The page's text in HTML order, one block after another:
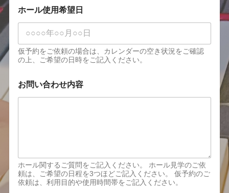
ホール使用希望日
仮予約をご依頼の場合は、カレンダーの空き状況をご確認
の上、ご希望の日時をご記入ください。
お問い合わせ内容
ホール関するご質問をご記入ください。 ホール見学のご依
頼は、ご希望の日程を3つほどご記入ください。 仮予約のご
依頼は、利用目的や使用時間帯をご記入ください。